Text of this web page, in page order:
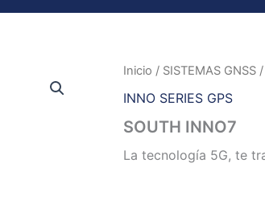
Inicio / SISTEMAS GNSS
INNO SERIES GPS
SOUTH INNO7
La tecnología 5G, te